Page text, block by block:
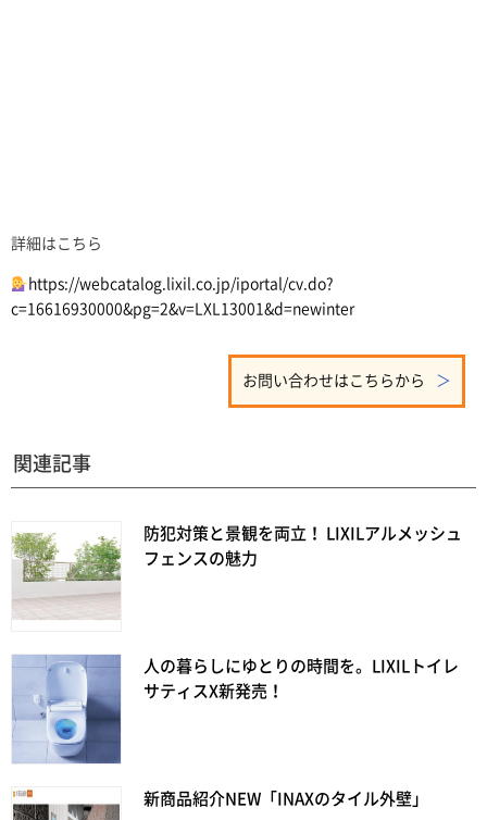
詳細はこちら
https://webcatalog.lixil.co.jp/iportal/cv.do?
c=16616930000&pg=2&v=LXL13001&d=newinter
お問い合わせはこちらから
関連記事
防犯対策と景観を両立！ LIXILアルメッシュ
フェンスの魅力
人の暮らしにゆとりの時間を。LIXILトイレ
サティスX新発売！
新商品紹介NEW「INAXのタイル外壁」